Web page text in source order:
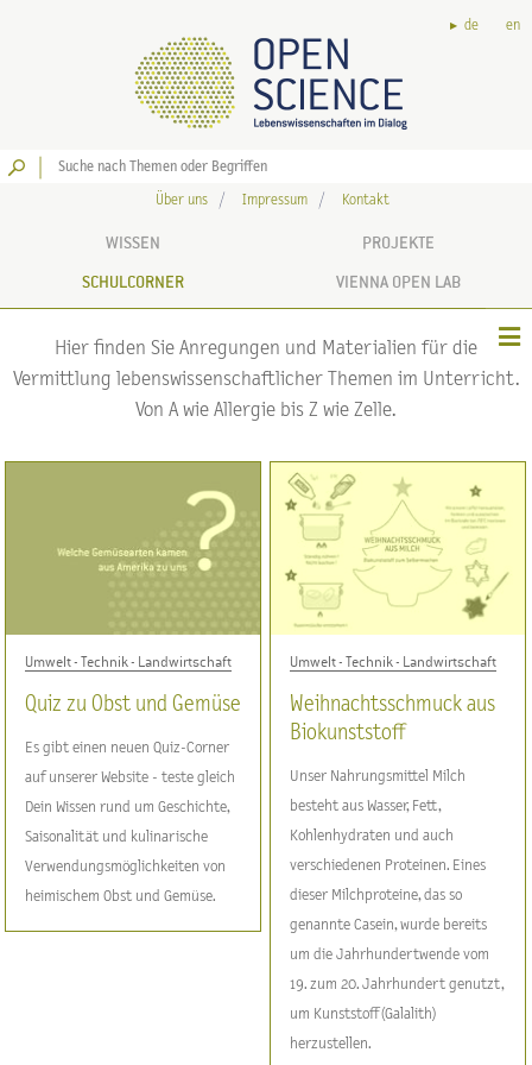
de en
Über uns Impressum Kontakt
WISSEN PROJEKTE
SCHULCORNER VIENNA OPEN LAB
Hier finden Sie Anregungen und Materialien für die
Vermittlung lebenswissenschaftlicher Themen im Unterricht.
Von A wie Allergie bis Z wie Zelle.
Umwelt - Technik - Landwirtschaft
Quiz zu Obst und Gemüse
Es gibt einen neuen Quiz-Corner
auf unserer Website - teste gleich
Dein Wissen rund um Geschichte,
Saisonalität und kulinarische
Verwendungsmöglichkeiten von
heimischem Obst und Gemüse.
Umwelt - Technik - Landwirtschaft
Weihnachtsschmuck aus
Biokunststoff
Unser Nahrungsmittel Milch
besteht aus Wasser, Fett,
Kohlenhydraten und auch
verschiedenen Proteinen. Eines
dieser Milchproteine, das so
genannte Casein, wurde bereits
um die Jahrhundertwende vom
19. zum 20. Jahrhundert genutzt,
um Kunststoff (Galalith)
herzustellen.